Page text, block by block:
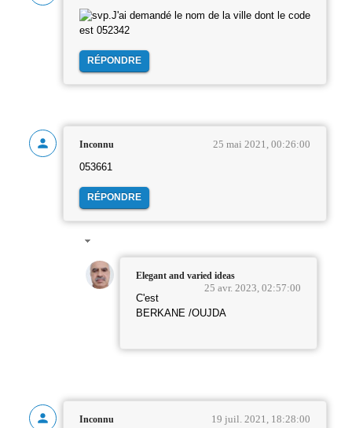
.J'ai demandé le nom de la ville dont le code
est 052342
RÉPONDRE
Inconnu 25 mai 2021, 00:26:00
053661
RÉPONDRE
Elegant and varied ideas
25 avr. 2023, 02:57:00
C'est
BERKANE /OUJDA
Inconnu 19 juil. 2021, 18:28:00